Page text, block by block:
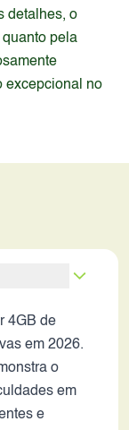
detalhes, o
pela
excepcional no
4GB de
em 2026.
o
em
e